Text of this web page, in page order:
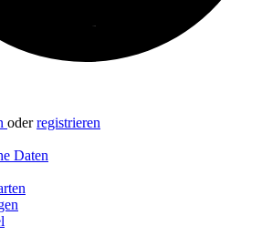
oderregistrieren
Daten